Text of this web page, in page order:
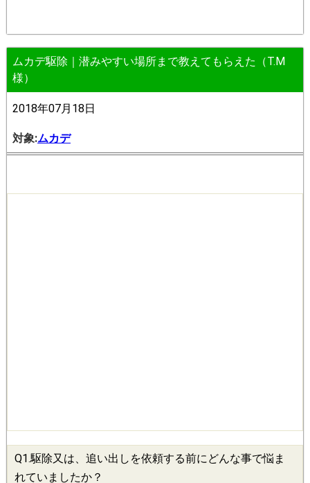
ムカデ駆除｜潜みやすい場所まで教えてもらえた（T.M
様）
2018年07月18日
対象:ムカデ
Q1.駆除又は、追い出しを依頼する前にどんな事で悩ま
れていましたか？